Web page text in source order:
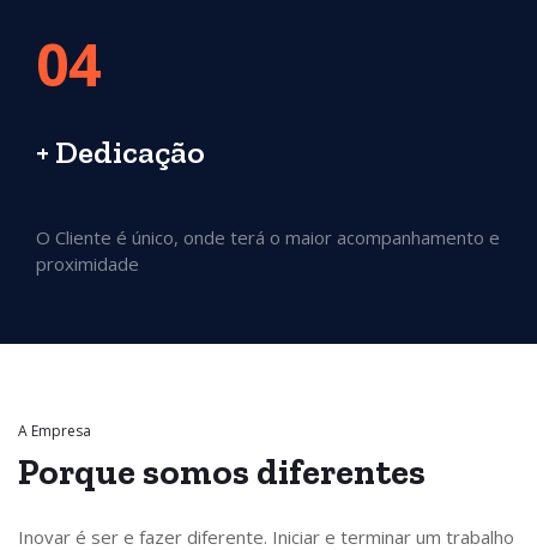
04
+ Dedicação
O Cliente é único, onde terá o maior acompanhamento e
proximidade
A Empresa
Porque somos diferentes
Inovar é ser e fazer diferente. Iniciar e terminar um trabalho